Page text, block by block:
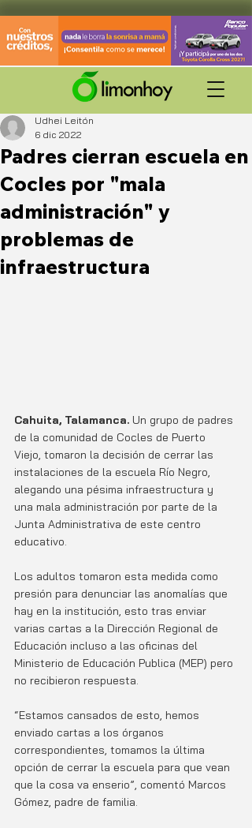
Padres cierran escuela en
Cocles por "mala
administración" y
problemas de
infraestructura
Udhei Leitón
6 dic 2022
Cahuita, Talamanca. Un grupo de padres
de la comunidad de Cocles de Puerto
Viejo, tomaron la decisión de cerrar las
instalaciones de la escuela Río Negro,
alegando una pésima infraestructura y
una mala administración por parte de la
Junta Administrativa de este centro
educativo.
Los adultos tomaron esta medida como
presión para denunciar las anomalías que
hay en la institución, esto tras enviar
varias cartas a la Dirección Regional de
Educación incluso a las oficinas del
Ministerio de Educación Publica (MEP) pero
no recibieron respuesta.
“Estamos cansados de esto, hemos
enviado cartas a los órganos
correspondientes, tomamos la última
opción de cerrar la escuela para que vean
que la cosa va enserio”, comentó Marcos
Gómez, padre de familia.